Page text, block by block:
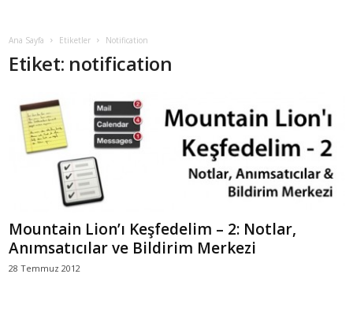
Ana Sayfa Etiketler Notification
Etiket: notification
Mountain Lion’ı Keşfedelim – 2: Notlar,
Anımsatıcılar ve Bildirim Merkezi
28 Temmuz 2012